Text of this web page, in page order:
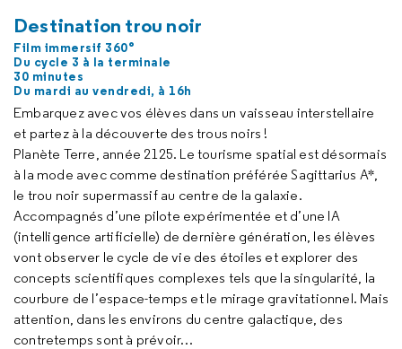
Destination trou noir
Film immersif 360°
Du cycle 3 à la terminale
30 minutes
Du mardi au vendredi, à 16h
Embarquez avec vos élèves dans un vaisseau interstellaire
et partez à la découverte des trous noirs !
Planète Terre, année 2125. Le tourisme spatial est désormais
à la mode avec comme destination préférée Sagittarius A*,
le trou noir supermassif au centre de la galaxie.
Accompagnés d’une pilote expérimentée et d’une IA
(intelligence artificielle) de dernière génération, les élèves
vont observer le cycle de vie des étoiles et explorer des
concepts scientifiques complexes tels que la singularité, la
courbure de l’espace-temps et le mirage gravitationnel. Mais
attention, dans les environs du centre galactique, des
contretemps sont à prévoir…